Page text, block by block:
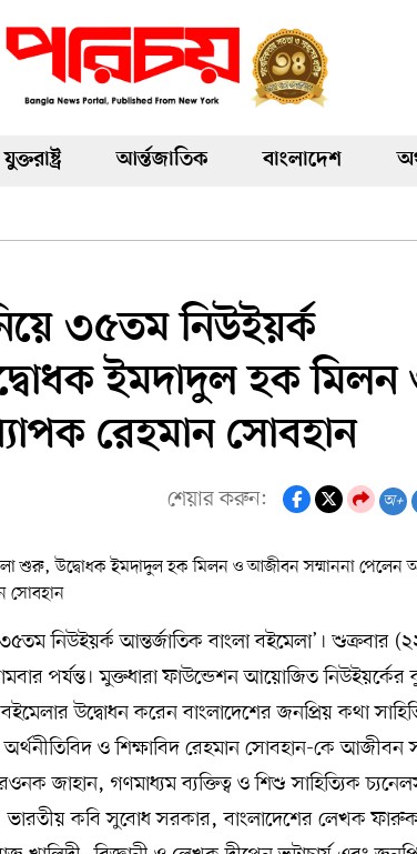
যুক্তরাষ্ট্র আর্ন্তজাতিক বাংলাদেশ
৩৫তম নিউইয়র্ক
ইমদাদুল হক মিলন
রেহমান সোবহান
শেয়ার করুন: অ+
নিউইয়র্ক আন্তর্জাতিক বাংলা বইমেলা’। শুক্রবার
পর্যন্ত। মুক্তধারা ফাউন্ডেশন আয়োজিত নিউইয়র্কের
উদ্বোধন করেন বাংলাদেশের জনপ্রিয় কথা
ও শিক্ষাবিদ রেহমান সোবহান-কে আজীবন
জাহান, গণমাধ্যম ব্যক্তিত্ব ও শিশু সাহিত্যিক
কবি সুবোধ সরকার, বাংলাদেশের লেখক